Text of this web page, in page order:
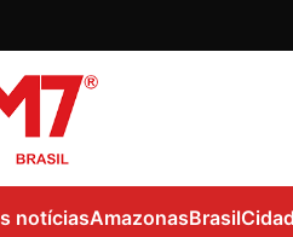
notíciasAmazonasBrasil